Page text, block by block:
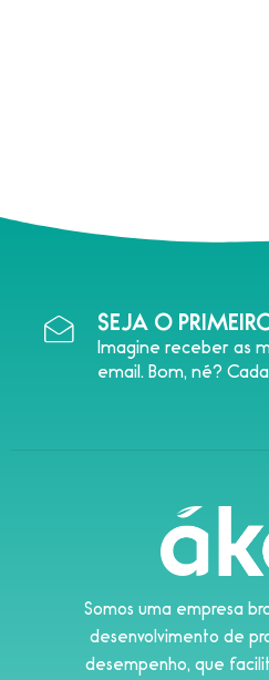
SEJA O
Imagine receber as
email. Bom, né?
Somos uma empresa
desenvolvimento de
desempenho, que